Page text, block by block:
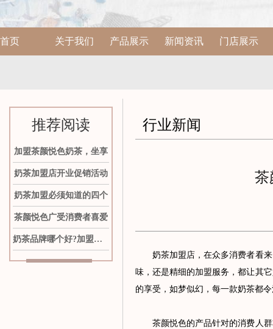
首页 关于我们 产品展示 新闻资讯 门店展示
推荐阅读
加盟茶颜悦色奶茶，坐享
奶茶加盟店开业促销活动
奶茶加盟必须知道的四个
茶颜悦色广受消费者喜爱
奶茶品牌哪个好?加盟茶颜
行业新闻
茶
奶茶加盟店，在众多消费者看来
味，还是精细的加盟服务，都让其
的享受，如梦似幻，每一款奶茶都
茶颜悦色的产品针对的消费人群